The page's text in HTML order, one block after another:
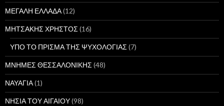
ΜΕΓΑΛΗ ΕΛΛΑΔΑ(12)
ΜΗΤΣΑΚΗΣ ΧΡΗΣΤΟΣ (16)
ΥΠΟ ΤΟ ΠΡΙΣΜΑ ΤΗΣ ΨΥΧΟΛΟΓΙΑΣ (7)
ΜΝΗΜΕΣ ΘΕΣΣΑΛΟΝΙΚΗΣ (48)
ΝΑΥΑΓΙΑ(1)
ΝΗΣΙΑ ΤΟΥ ΑΙΓΑΙΟΥ(98)